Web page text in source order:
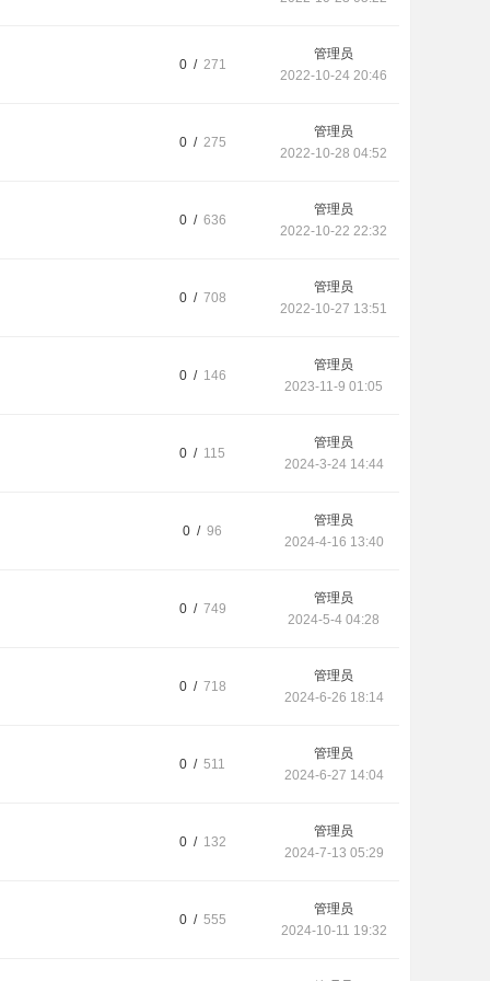
0 / 271
管理员
2022-10-24 20:46
0 / 275
管理员
2022-10-28 04:52
0 / 636
管理员
2022-10-22 22:32
0 / 708
管理员
2022-10-27 13:51
0 / 146
管理员
2023-11-9 01:05
0 / 115
管理员
2024-3-24 14:44
0 / 96
管理员
2024-4-16 13:40
0 / 749
管理员
2024-5-4 04:28
0 / 718
管理员
2024-6-26 18:14
0 / 511
管理员
2024-6-27 14:04
0 / 132
管理员
2024-7-13 05:29
0 / 555
管理员
2024-10-11 19:32